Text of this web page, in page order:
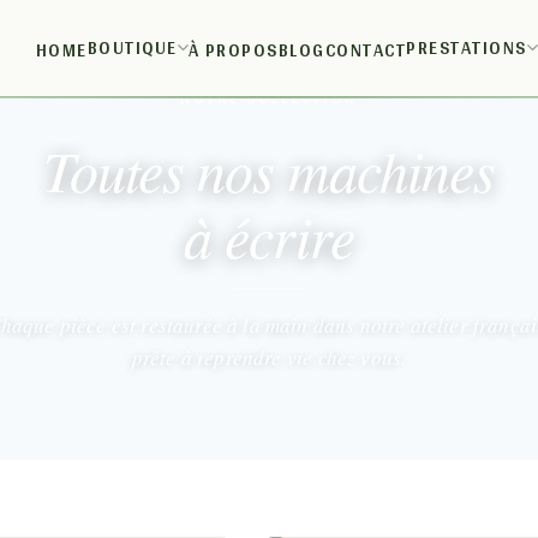
HOMEBOUTIQUE À PROPOSBLOGCONTACTPRESTATIONS
NOTRE COLLECTION
Toutes nos machines
à écrire